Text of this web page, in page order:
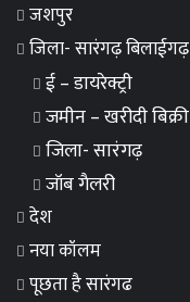
जशपुर
जिला- सारंगढ़ बिलाईगढ़
ई – डायरेक्ट्री
जमीन – खरीदी बिक्री
जिला- सारंगढ़
जॉब गैलरी
देश
नया कॉलम
पूछता है सारंगढ